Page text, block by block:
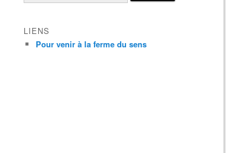
LIENS
Pour venir à la ferme du sens